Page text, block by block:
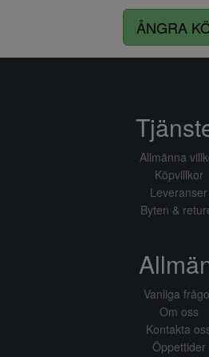
ÅNGRA
Allmänna
Köpvillkor
Leveranser
Byten &
Vanliga
Om oss
Kontakta
Öppettider